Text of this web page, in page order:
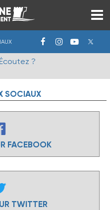
?
SOCIAUX
FACEBOOK
TWITTER